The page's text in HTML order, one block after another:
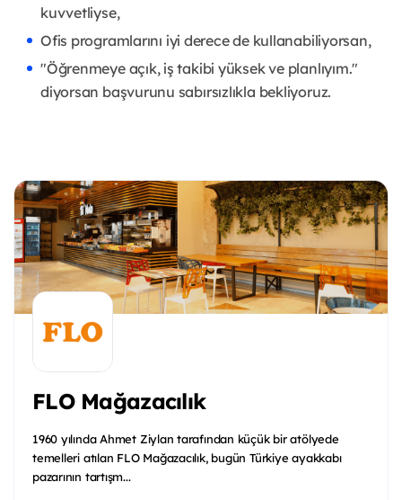
kuvvetliyse,
Ofis programlarını iyi derece de kullanabiliyorsan,
"Öğrenmeye açık, iş takibi yüksek ve planlıyım."
diyorsan başvurunu sabırsızlıkla bekliyoruz.
FLO Mağazacılık
1960 yılında Ahmet Ziylan tarafından küçük bir atölyede
temelleri atılan FLO Mağazacılık, bugün Türkiye ayakkabı
pazarının tartışm...